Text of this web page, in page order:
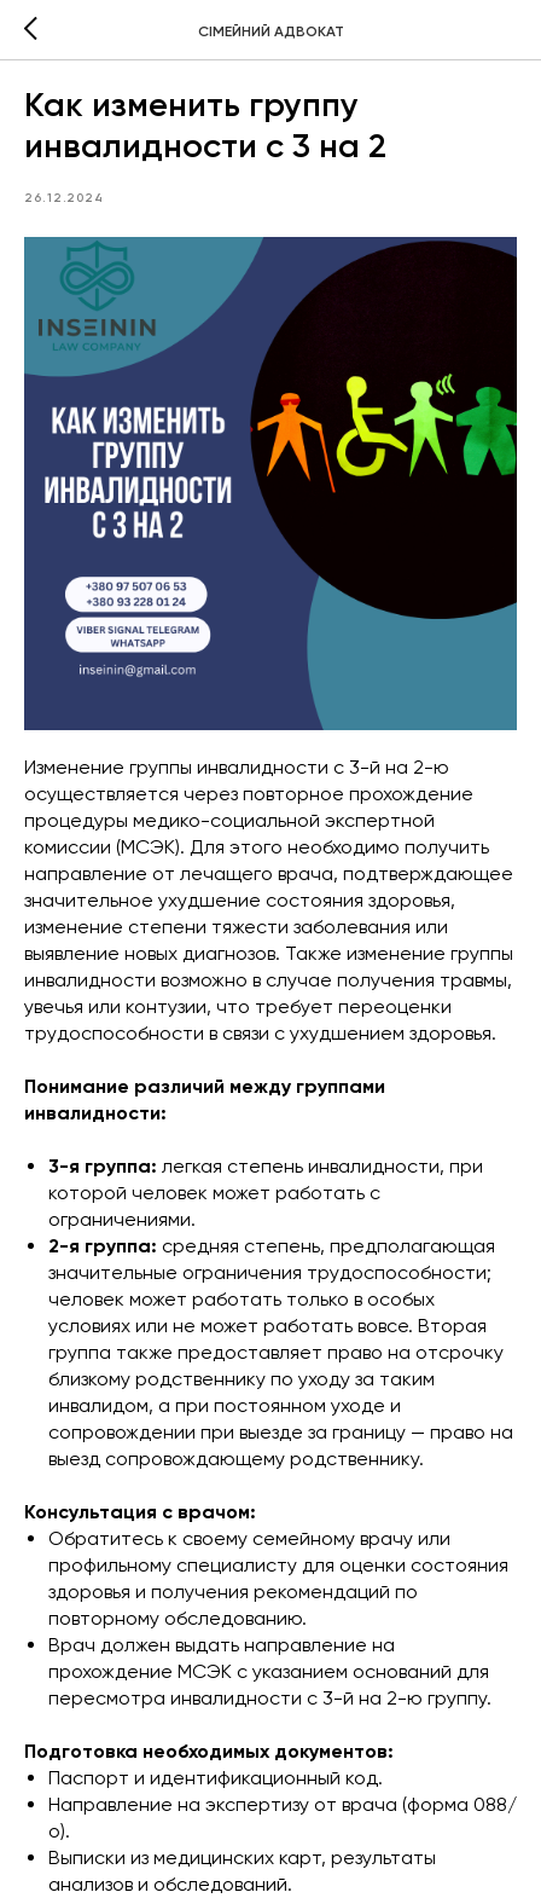
СІМЕЙНИЙ АДВОКАТ
Как изменить группу
инвалидности с 3 на 2
26.12.2024
Изменение группы инвалидности с 3-й на 2-ю
осуществляется через повторное прохождение
процедуры медико-социальной экспертной
комиссии (МСЭК). Для этого необходимо получить
направление от лечащего врача, подтверждающее
значительное ухудшение состояния здоровья,
изменение степени тяжести заболевания или
выявление новых диагнозов. Также изменение группы
инвалидности возможно в случае получения травмы,
увечья или контузии, что требует переоценки
трудоспособности в связи с ухудшением здоровья.
Понимание различий между группами
инвалидности:
3-я группа: легкая степень инвалидности, при
которой человек может работать с
ограничениями.
2-я группа: средняя степень, предполагающая
значительные ограничения трудоспособности;
человек может работать только в особых
условиях или не может работать вовсе. Вторая
группа также предоставляет право на отсрочку
близкому родственнику по уходу за таким
инвалидом, а при постоянном уходе и
сопровождении при выезде за границу — право на
выезд сопровождающему родственнику.
Консультация с врачом:
Обратитесь к своему семейному врачу или
профильному специалисту для оценки состояния
здоровья и получения рекомендаций по
повторному обследованию.
Врач должен выдать направление на
прохождение МСЭК с указанием оснований для
пересмотра инвалидности с 3-й на 2-ю группу.
Подготовка необходимых документов:
Паспорт и идентификационный код.
Направление на экспертизу от врача (форма 088/
о).
Выписки из медицинских карт, результаты
анализов и обследований.